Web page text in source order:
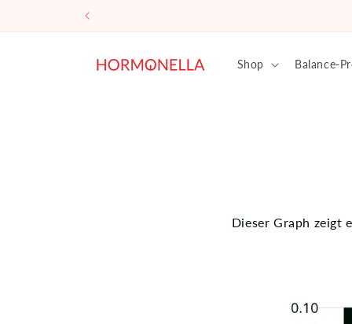
Inhalt
Shop Balance-
Dieser Graph zeigt